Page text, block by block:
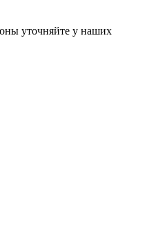
уточняйте у наших